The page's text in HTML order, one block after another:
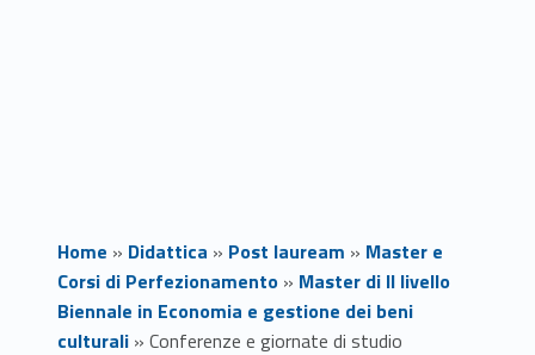
Home » Didattica » Post lauream » Master e
Corsi di Perfezionamento» Master di II livello
Biennale in Economia e gestione dei beni
culturali» Conferenze e giornate di studio